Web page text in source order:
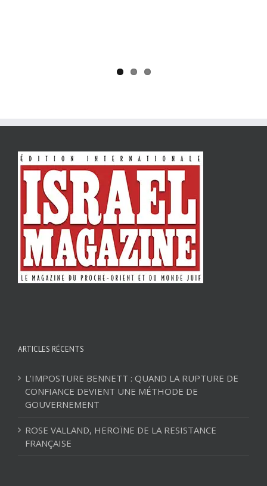
ARTICLES RÉCENTS
L’IMPOSTURE BENNETT : QUAND LA RUPTURE DE
CONFIANCE DEVIENT UNE MÉTHODE DE
GOUVERNEMENT
ROSE VALLAND, HEROÏNE DE LA RESISTANCE
FRANÇAISE